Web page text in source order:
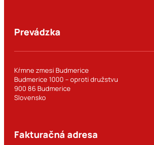
Prevádzka
Kŕmne zmesi Budmerice
Budmerice 1000 – oproti družstvu
900 86 Budmerice
Slovensko
Fakturačná adresa